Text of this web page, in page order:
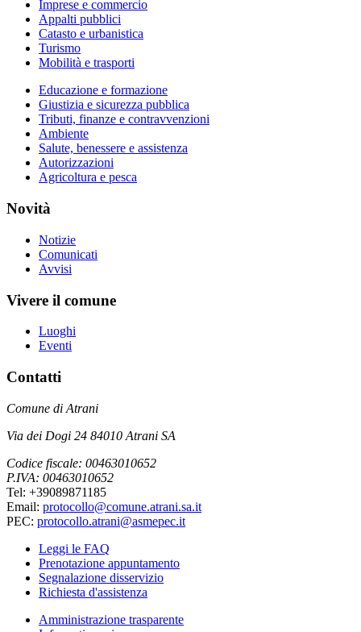
Imprese e commercio
Appalti pubblici
Catasto e urbanistica
Turismo
Mobilità e trasporti
Educazione e formazione
Giustizia e sicurezza pubblica
Tributi, finanze e contravvenzioni
Ambiente
Salute, benessere e assistenza
Autorizzazioni
Agricoltura e pesca
Novità
Notizie
Comunicati
Avvisi
Vivere il comune
Luoghi
Eventi
Contatti
Comune di Atrani
Via dei Dogi 24 84010 Atrani SA
Codice fiscale: 00463010652
P.IVA: 00463010652
Tel: +39089871185
Email: protocollo@comune.atrani.sa.it
PEC: protocollo.atrani@asmepec.it
Leggi le FAQ
Prenotazione appuntamento
Segnalazione disservizio
Richiesta d'assistenza
Amministrazione trasparente